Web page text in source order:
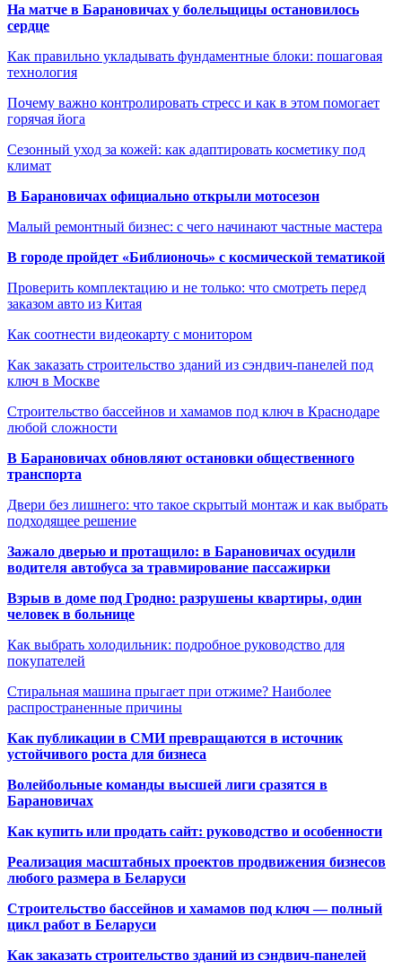
На матче в Барановичах у болельщицы остановилось
сердце
Как правильно укладывать фундаментные блоки: пошаговая
технология
Почему важно контролировать стресс и как в этом помогает
горячая йога
Сезонный уход за кожей: как адаптировать косметику под
климат
В Барановичах официально открыли мотосезон
Малый ремонтный бизнес: с чего начинают частные мастера
В городе пройдет «Библионочь» с космической тематикой
Проверить комплектацию и не только: что смотреть перед
заказом авто из Китая
Как соотнести видеокарту с монитором
Как заказать строительство зданий из сэндвич-панелей под
ключ в Москве
Строительство бассейнов и хамамов под ключ в Краснодаре
любой сложности
В Барановичах обновляют остановки общественного
транспорта
Двери без лишнего: что такое скрытый монтаж и как выбрать
подходящее решение
Зажало дверью и протащило: в Барановичах осудили
водителя автобуса за травмирование пассажирки
Взрыв в доме под Гродно: разрушены квартиры, один
человек в больнице
Как выбрать холодильник: подробное руководство для
покупателей
Стиральная машина прыгает при отжиме? Наиболее
распространенные причины
Как публикации в СМИ превращаются в источник
устойчивого роста для бизнеса
Волейбольные команды высшей лиги сразятся в
Барановичах
Как купить или продать сайт: руководство и особенности
Реализация масштабных проектов продвижения бизнесов
любого размера в Беларуси
Строительство бассейнов и хамамов под ключ — полный
цикл работ в Беларуси
Как заказать строительство зданий из сэндвич-панелей